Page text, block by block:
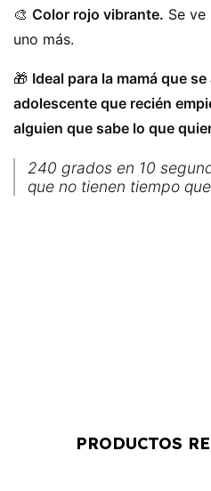
🎨 Color rojo vibrante. Se
uno más.
🎁 Ideal para la mamá que
adolescente que recién
alguien que sabe lo que
240 grados en 10
que no tienen tiempo
PRODUCTOS